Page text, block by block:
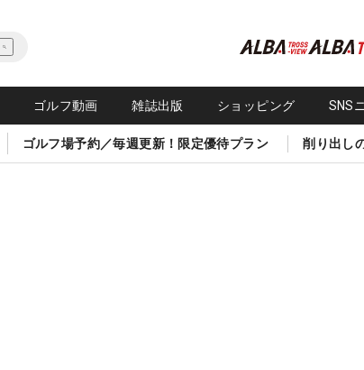
ゴルフ動画 雑誌出版 ショッピング SNS
ゴルフ場予約／毎週更新！限定優待プラン 削り出し